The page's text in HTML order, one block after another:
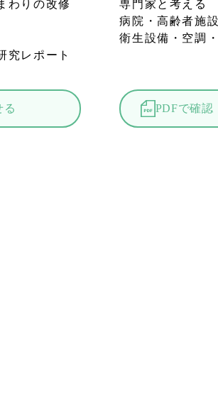
わりの改修
レポート
る
専門家と考える
病院・高齢者施
衛生設備・空調
PDFで確認